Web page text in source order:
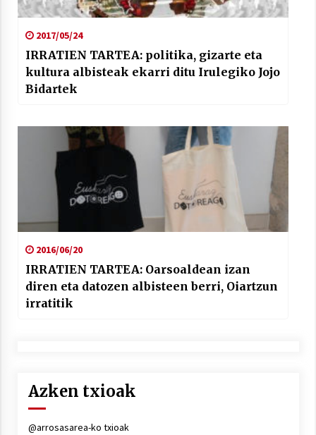
2017/05/24
IRRATIEN TARTEA: politika, gizarte eta
kultura albisteak ekarri ditu Irulegiko Jojo
Bidartek
2016/06/20
IRRATIEN TARTEA: Oarsoaldean izan
diren eta datozen albisteen berri, Oiartzun
irratitik
Azken txioak
@arrosasarea-ko txioak